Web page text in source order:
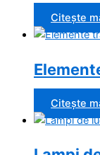
Citește
Citește